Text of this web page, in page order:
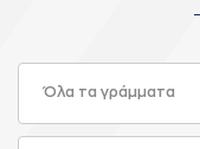
Όλα τα γράμματα